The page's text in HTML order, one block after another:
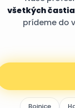
všetkých
prídeme do